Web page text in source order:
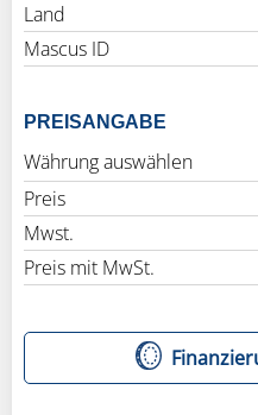
Land
Mascus ID
PREISANGABE
Währung auswählen
Preis
Mwst.
Preis mit MwSt.